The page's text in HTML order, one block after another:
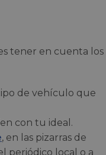
tener en cuenta los
de vehículo que
con tu ideal.
, en las pizarras de
periódico local o a